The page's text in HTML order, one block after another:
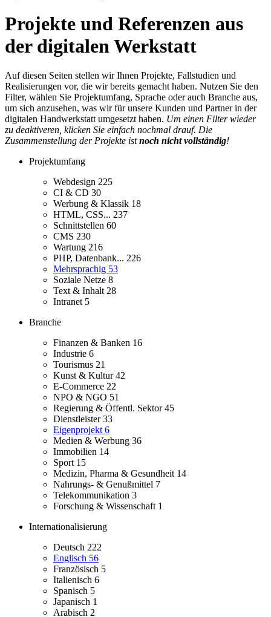
Projekte und Referenzen aus
der digitalen Werkstatt
Auf diesen Seiten stellen wir Ihnen Projekte, Fallstudien und
Realisierungen vor, die wir bereits gemacht haben. Nutzen Sie den
Filter, wählen Sie Projektumfang, Sprache oder auch Branche aus,
um sich anzusehen, was wir für unsere Kunden und Partner in der
digitalen Handwerkstatt umgesetzt haben. Um einen Filter wieder
zu deaktiveren, klicken Sie einfach nochmal drauf. Die
Zusammenstellung der Projekte istnoch nicht vollständig!
Projektumfang
Webdesign 225
CI & CD 30
Werbung & Klassik 18
HTML, CSS... 237
Schnittstellen 60
CMS 230
Wartung 216
PHP, Datenbank... 226
Mehrsprachig 53
Soziale Netze 8
Text & Inhalt 28
Intranet 5
Branche
Finanzen & Banken 16
Industrie 6
Tourismus 21
Kunst & Kultur42
E-Commerce 22
NPO & NGO 51
Regierung & Öffentl. Sektor45
Dienstleister33
Eigenprojekt 6
Medien & Werbung 36
Immobilien 14
Sport 15
Medizin, Pharma & Gesundheit 14
Nahrungs- & Genußmittel 7
Telekommunikation 3
Forschung & Wissenschaft 1
Internationalisierung
Deutsch 222
Englisch 56
Französisch 5
Italienisch 6
Spanisch 5
Japanisch 1
Arabisch 2